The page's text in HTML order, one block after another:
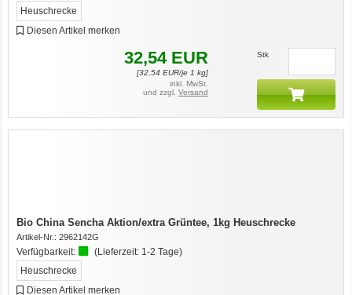
Heuschrecke
Diesen Artikel merken
32,54 EUR
[32,54 EUR/je 1 kg]
inkl. MwSt.
und zzgl. Versand
Stk
Bio China Sencha Aktion/extra Grüntee, 1kg Heuschrecke
Artikel-Nr.: 2962142G
Verfügbarkeit: (Lieferzeit: 1-2 Tage)
Heuschrecke
Diesen Artikel merken